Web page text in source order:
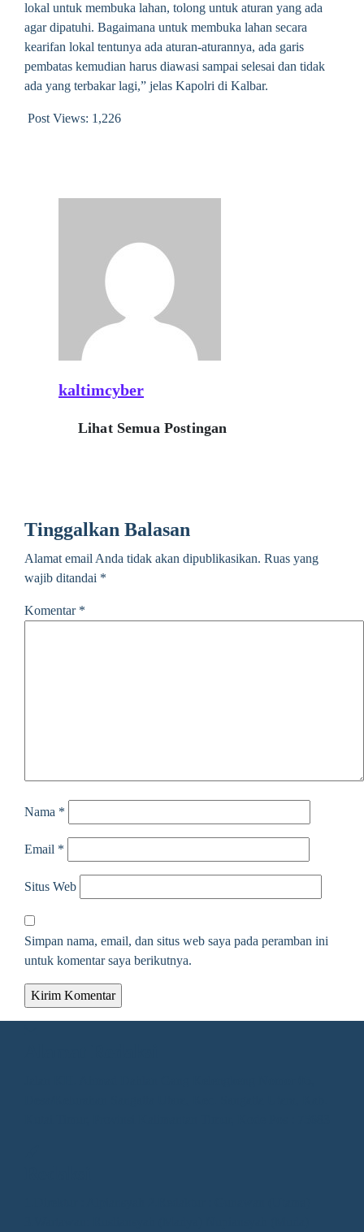
lokal untuk membuka lahan, tolong untuk aturan yang ada
agar dipatuhi. Bagaimana untuk membuka lahan secara
kearifan lokal tentunya ada aturan-aturannya, ada garis
pembatas kemudian harus diawasi sampai selesai dan tidak
ada yang terbakar lagi,” jelas Kapolri di Kalbar.
Post Views: 1,226
kaltimcyber
Lihat Semua Postingan
Tinggalkan Balasan
Alamat email Anda tidak akan dipublikasikan. Ruas yang
wajib ditandai *
Komentar *
Nama *
Email *
Situs Web
Simpan nama, email, dan situs web saya pada peramban ini
untuk komentar saya berikutnya.